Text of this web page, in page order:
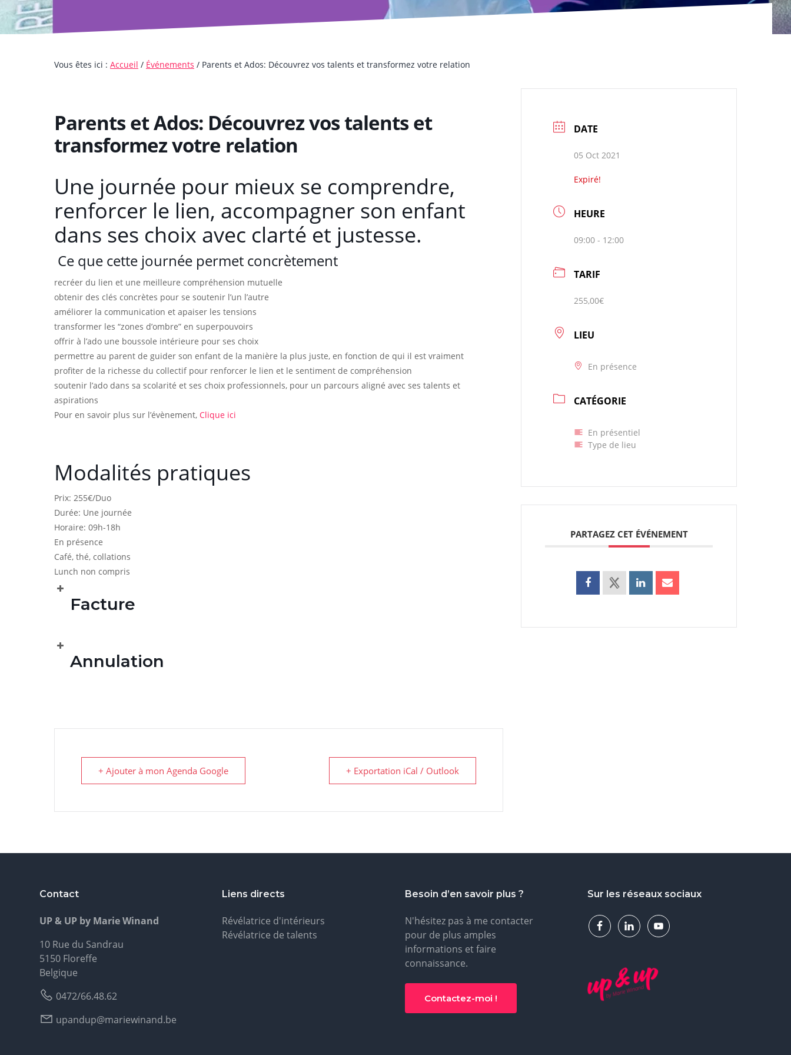
Vous êtes ici : Accueil / Événements / Parents et Ados: Découvrez vos talents et transformez votre relation
Parents et Ados: Découvrez vos talents et
transformez votre relation
Une journée pour mieux se comprendre,
renforcer le lien, accompagner son enfant
dans ses choix avec clarté et justesse.
Ce que cette journée permet concrètement
recréer du lien et une meilleure compréhension mutuelle
obtenir des clés concrètes pour se soutenir l’un l’autre
améliorer la communication et apaiser les tensions
transformer les “zones d’ombre” en superpouvoirs
offrir à l’ado une boussole intérieure pour ses choix
permettre au parent de guider son enfant de la manière la plus juste, en fonction de qui il est vraiment
profiter de la richesse du collectif pour renforcer le lien et le sentiment de compréhension
soutenir l’ado dans sa scolarité et ses choix professionnels, pour un parcours aligné avec ses talents et
aspirations
Pour en savoir plus sur l’évènement, Clique ici
Modalités pratiques
Prix: 255€/Duo
Durée: Une journée
Horaire: 09h-18h
En présence
Café, thé, collations
Lunch non compris
Facture
Annulation
+ Ajouter à mon Agenda Google + Exportation iCal / Outlook
DATE
05 Oct 2021
Expiré!
HEURE
09:00 - 12:00
TARIF
255,00€
LIEU
En présence
CATÉGORIE
En présentiel
Type de lieu
PARTAGEZ CET ÉVÉNEMENT
Contact
UP & UP by Marie Winand
10 Rue du Sandrau
5150 Floreffe
Belgique
0472/66.48.62
upandup@mariewinand.be
Liens directs
Révélatrice d'intérieurs
Révélatrice de talents
Besoin d’en savoir plus ?
N'hésitez pas à me contacter
pour de plus amples
informations et faire
connaissance.
Contactez-moi !
Sur les réseaux sociaux